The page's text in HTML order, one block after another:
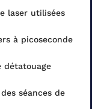
laser utilisées
à picoseconde
détatouage
séances de